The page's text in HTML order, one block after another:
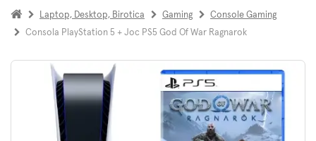
Laptop, Desktop, Birotica Gaming
Console Gaming
Consola PlayStation 5 + Joc PS5 God Of War Ragnarok